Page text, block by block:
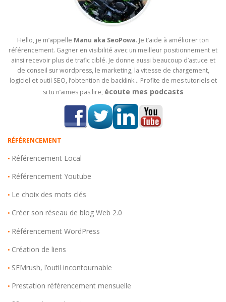
Hello, je m’appelle Manu aka SeoPowa. Je t’aide à améliorer ton
référencement. Gagner en visibilité avec un meilleur positionnement et
ainsi recevoir plus de trafic ciblé. Je donne aussi beaucoup d’astuce et
de conseil sur wordpress, le marketing, la vitesse de chargement,
logiciel et outil SEO, l’obtention de backlink… Profite de mes tutoriels et
si tu n’aimes pas lire, écoute mes podcasts
RÉFÉRENCEMENT
• Référencement Local
• Référencement Youtube
• Le choix des mots clés
• Créer son réseau de blog Web 2.0
• Référencement WordPress
• Création de liens
• SEMrush, l’outil incontournable
• Prestation référencement mensuelle